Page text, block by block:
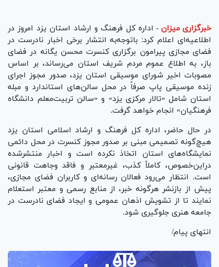
خبرگزاری میزان - اداره کل فرهنگ و ارشاد استان یزد امروز در
اطلاعیه‌ای اعلام کرد: باتوجه‌به انتشار برخی اخبار نادرست در
فضای مجازی پیرامون برگزاری کنسرت محسن یگانه در فضای
باز، به اطلاع عموم مردم شریف استان می‌رساند، بر اساس
مصوبات اخیر شورای موسیقی استان یزد، صدور مجوز اجرای
زنده موسیقی پاپ صرفاً در محل سالن‌های استاندارد و مبله
استان شامل «تالار مرکزی یزد» و «سالن تربیت‌معلم دانشگاه
فرهنگیان» انجام خواهد گرفت.
در حال حاضر، اداره کل فرهنگ و ارشاد اسلامی استان یزد
هیچ‌گونه تصمیمی مبنی بر صدور مجوز کنسرت در محل دائمی
نمایشگاه‌های استان اتخاذ نکرده است و اخبار منتشرشده
دراین‌خصوص، کاملاً کذب، غیرمعتبر و فاقد وجاهت قانونی
است. انتظار می‌رود فعالان رسانه‌ای و کاربران فضای مجازی،
پیش از بازنشر هرگونه خبر، از منابع رسمی و معتبر استعلام
نمایند تا از تشویش اذهان عمومی و ایجاد فضای نادرست در
جامعه هنری جلوگیری شود.
انتهای پیام/